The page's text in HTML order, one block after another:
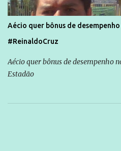
Aécio quer bônus de
#ReinaldoCruz
Aécio quer bônus de desempenho
Estadão